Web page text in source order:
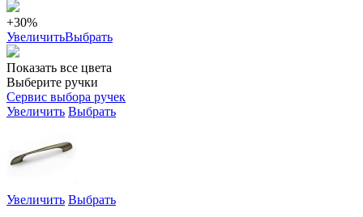
+30%
УвеличитьВыбрать
Показать все цвета
Выберите ручки
Сервис выбора ручек
Увеличить Выбрать
Увеличить Выбрать